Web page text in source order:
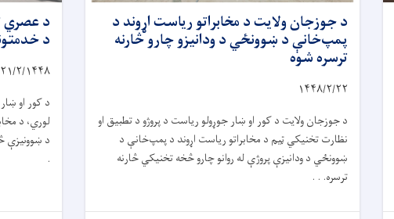
د جوزجان ولایت د مخابراتو ریاست اړوند د
پمپ‌خانې د ښوونځي د ودانیزو چارو څارنه
ترسره شوه
۱۴۴۸/۲/۲۲
د جوزجان ولایت د کور او ښار جوړولو ریاست د پروژو د تطبیق او
نظارت تخنیکي ټیم د مخابراتو ریاست اړوند د پمپ‌خانې د
ښوونځي د ودانیزې پروژې له روانو چارو څخه تخنیکي څارنه
ترسره. . .
د عصري
د
۲۱/۲/۱۴۴۸
د کور او
لوري، د
د ښوونیزې
.